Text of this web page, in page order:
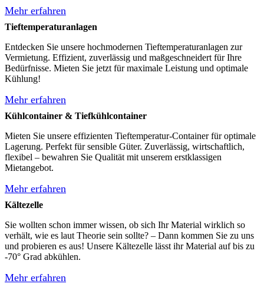
Mehr erfahren
Tieftemperaturanlagen
Entdecken Sie unsere hochmodernen Tieftemperaturanlagen zur
Vermietung. Effizient, zuverlässig und maßgeschneidert für Ihre
Bedürfnisse. Mieten Sie jetzt für maximale Leistung und optimale
Kühlung!
Mehr erfahren
Kühlcontainer & Tiefkühlcontainer
Mieten Sie unsere effizienten Tieftemperatur-Container für optimale
Lagerung. Perfekt für sensible Güter. Zuverlässig, wirtschaftlich,
flexibel – bewahren Sie Qualität mit unserem erstklassigen
Mietangebot.
Mehr erfahren
Kältezelle
Sie wollten schon immer wissen, ob sich Ihr Material wirklich so
verhält, wie es laut Theorie sein sollte? – Dann kommen Sie zu uns
und probieren es aus! Unsere Kältezelle lässt ihr Material auf bis zu
-70° Grad abkühlen.
Mehr erfahren